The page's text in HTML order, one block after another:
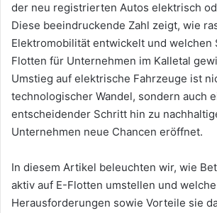
der neu registrierten Autos elektrisch
Diese beeindruckende Zahl zeigt, wie
Elektromobilität entwickelt und welchen
Flotten für Unternehmen im Kalletal
Umstieg auf elektrische Fahrzeuge ist
technologischer Wandel, sondern auch
entscheidender Schritt hin zu
Unternehmen neue Chancen eröffnet.
In diesem Artikel beleuchten wir, wie
aktiv auf E-Flotten umstellen und welche
Herausforderungen sowie Vorteile sie